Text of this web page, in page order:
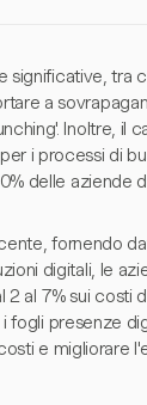
significative, tra
a
Inoltre, il
i processi di
delle aziende
fornendo
digitali, le
al 7% sui costi
fogli presenze
e migliorare